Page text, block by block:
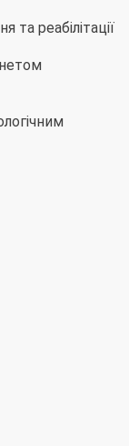
та реабілітації